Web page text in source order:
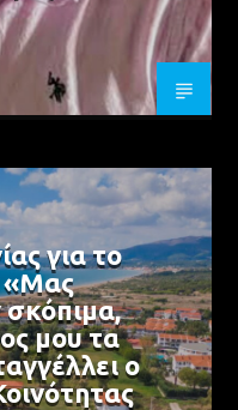
για το
«Μας
σκόπιμα,
μου τα
ο